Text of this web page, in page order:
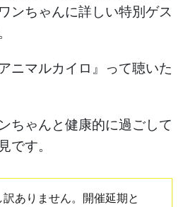
ンちゃんに詳しい特別ゲス
ニマルカイロ』って聴いた
ちゃんと健康的に過ごして
です。
訳ありません。開催延期と